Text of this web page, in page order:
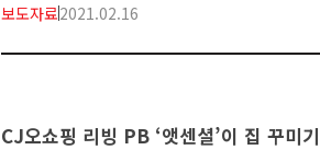
보도자료2021.02.16
CJ오쇼핑 리빙 PB ‘앳센셜’이 집 꾸미